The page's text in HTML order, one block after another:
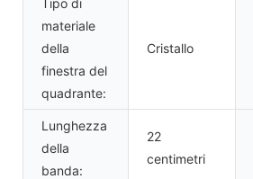
materiale
della
finestra del
quadrante:
Cristallo
Lunghezza
della
banda:
22
centimetri